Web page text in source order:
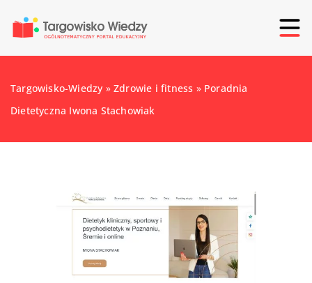
Targowisko-Wiedzy »Zdrowie i fitness » Poradnia
Dietetyczna Iwona Stachowiak